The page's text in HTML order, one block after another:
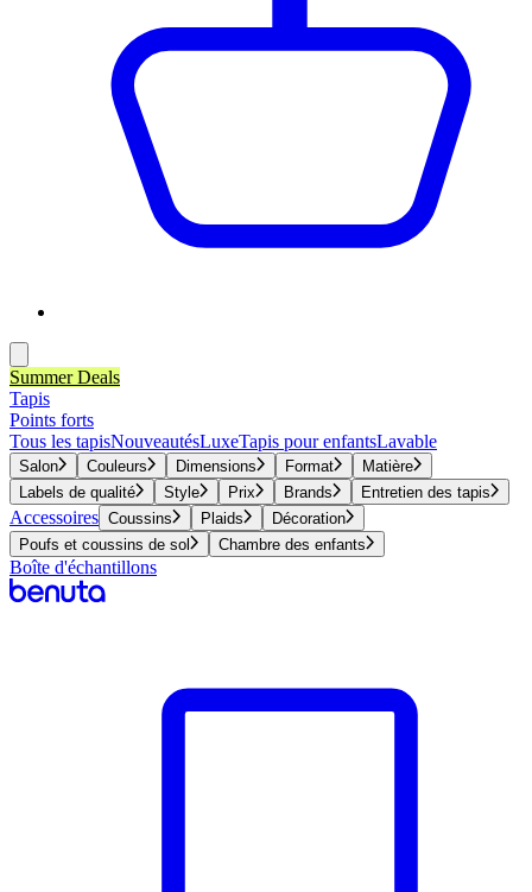
Summer Deals
Tapis
Points forts
Tous les tapisNouveautésLuxeTapis pour enfantsLavable
Salon Couleurs Dimensions Format
Matière
Labels de qualité
Style Prix Brands Entretien des tapis
Accessoires Coussins Plaids
Décoration
Poufs et coussins de sol
Chambre des enfants
Boîte d'échantillons